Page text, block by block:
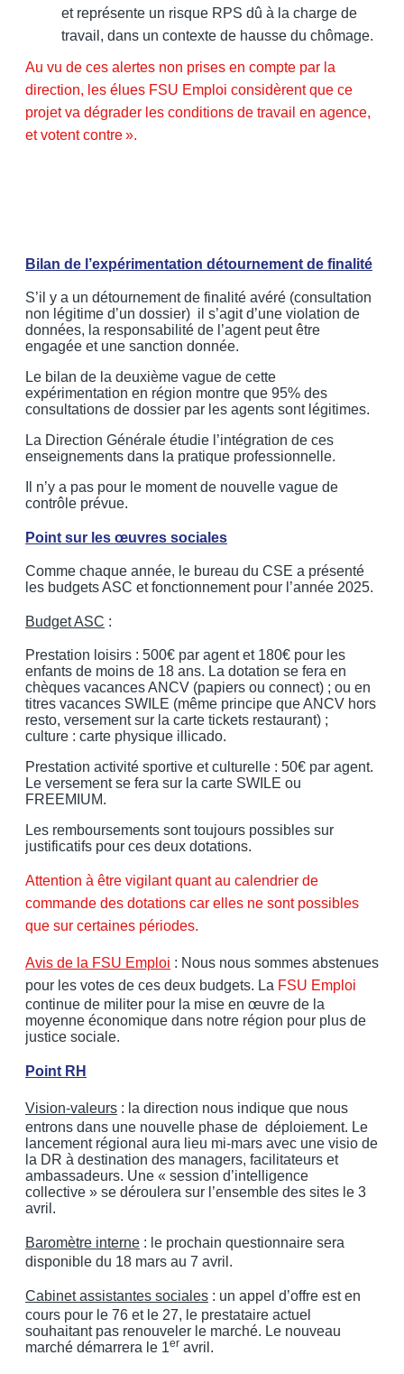
et représente un risque RPS dû à la charge de
travail, dans un contexte de hausse du chômage.
Au vu de ces alertes non prises en compte par la
direction, les élues FSU Emploi considèrent que ce
projet va dégrader les conditions de travail en agence,
et votent contre ».
Bilan de l’expérimentation détournement de finalité
S’il y a un détournement de finalité avéré (consultation
non légitime d’un dossier) il s’agit d’une violation de
données, la responsabilité de l’agent peut être
engagée et une sanction donnée.
Le bilan de la deuxième vague de cette
expérimentation en région montre que 95% des
consultations de dossier par les agents sont légitimes.
La Direction Générale étudie l’intégration de ces
enseignements dans la pratique professionnelle.
Il n’y a pas pour le moment de nouvelle vague de
contrôle prévue.
Point sur les œuvres sociales
Comme chaque année, le bureau du CSE a présenté
les budgets ASC et fonctionnement pour l’année 2025.
Budget ASC :
Prestation loisirs : 500€ par agent et 180€ pour les
enfants de moins de 18 ans. La dotation se fera en
chèques vacances ANCV (papiers ou connect) ; ou en
titres vacances SWILE (même principe que ANCV hors
resto, versement sur la carte tickets restaurant) ;
culture : carte physique illicado.
Prestation activité sportive et culturelle : 50€ par agent.
Le versement se fera sur la carte SWILE ou
FREEMIUM.
Les remboursements sont toujours possibles sur
justificatifs pour ces deux dotations.
Attention à être vigilant quant au calendrier de
commande des dotations car elles ne sont possibles
que sur certaines périodes.
Avis de la FSU Emploi : Nous nous sommes abstenues
pour les votes de ces deux budgets. La FSU Emploi
continue de militer pour la mise en œuvre de la
moyenne économique dans notre région pour plus de
justice sociale.
Point RH
Vision-valeurs : la direction nous indique que nous
entrons dans une nouvelle phase de déploiement. Le
lancement régional aura lieu mi-mars avec une visio de
la DR à destination des managers, facilitateurs et
ambassadeurs. Une « session d’intelligence
collective » se déroulera sur l’ensemble des sites le 3
avril.
Baromètre interne : le prochain questionnaire sera
disponible du 18 mars au 7 avril.
Cabinet assistantes sociales : un appel d’offre est en
cours pour le 76 et le 27, le prestataire actuel
souhaitant pas renouveler le marché. Le nouveau
marché démarrera le 1er avril.